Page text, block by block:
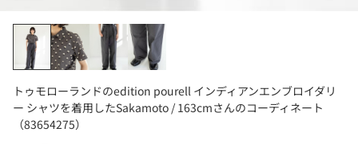
トゥモローランドのedition pourell インディアンエンブロイダリ
ー シャツを着用したSakamoto / 163cmさんのコーディネート
（83654275）